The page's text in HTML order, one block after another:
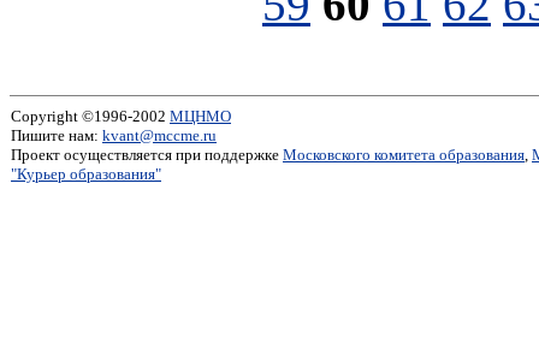
Copyright ©1996-2002 МЦНМО
Пишите нам: kvant@mccme.ru
Проект осуществляется при поддержке Московского комитета образования,
"Курьер образования"